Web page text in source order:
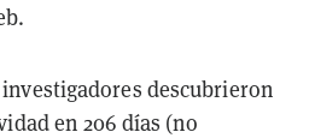
descubrieron
en 206 días (no